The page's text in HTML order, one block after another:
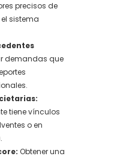
precisos de
sistema
demandas que
tiene vínculos
o en
Obtener una